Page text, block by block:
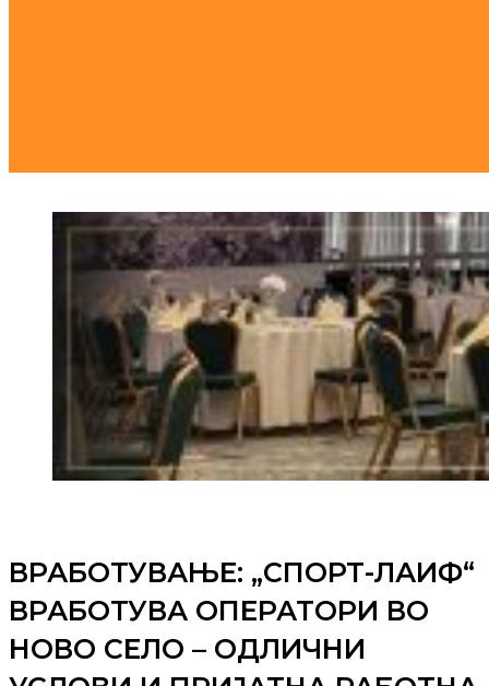
ВРАБОТУВАЊЕ: „СПОРТ-ЛАИФ“
ВРАБОТУВА ОПЕРАТОРИ ВО
НОВО СЕЛО – ОДЛИЧНИ